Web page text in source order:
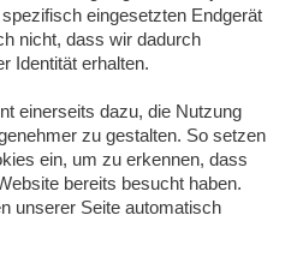
eingesetzten Endgerät
nicht, dass wir dadurch
Identität erhalten.
einerseits dazu, die Nutzung
zu gestalten. So setzen
ein, um zu erkennen, dass
bereits besucht haben.
unserer Seite automatisch